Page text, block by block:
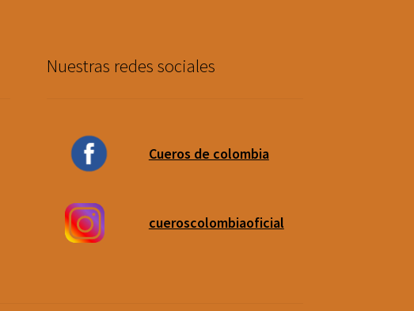
Nuestras redes sociales
Cueros de colombia
cueroscolombiaoficial